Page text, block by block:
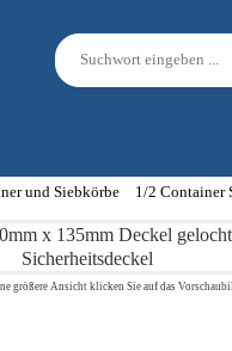
und Siebkörbe 1/2 Container
größere Ansicht klicken Sie auf das